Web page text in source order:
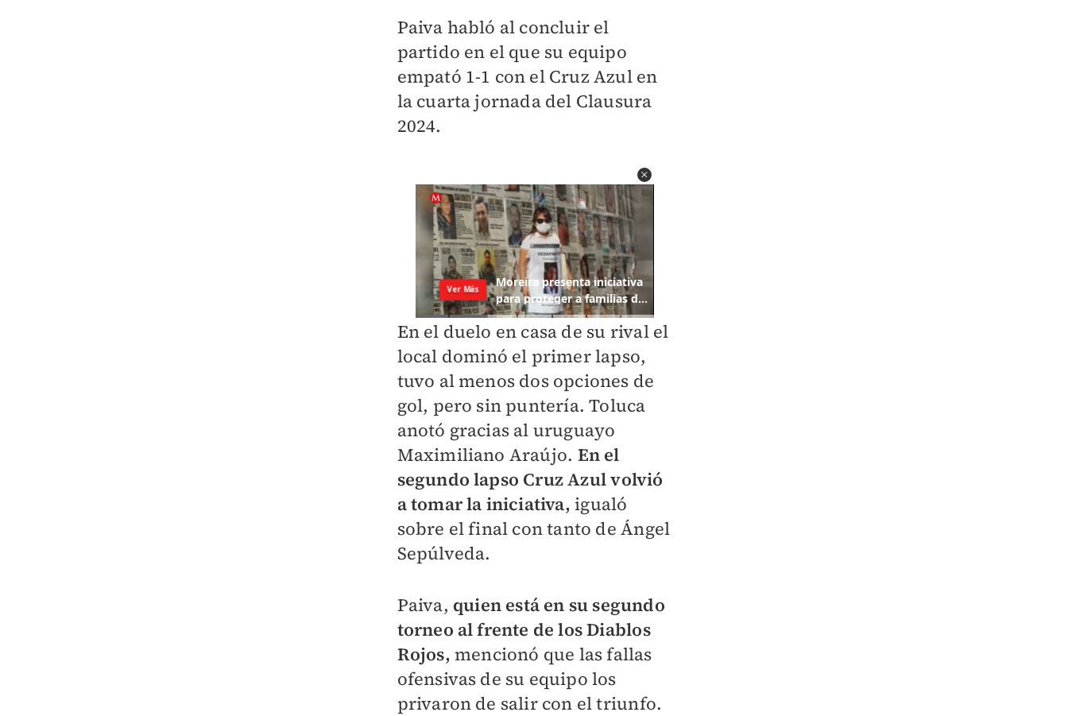
Paiva habló al concluir el
partido en el que su equipo
empató 1-1 con el Cruz Azul en
la cuarta jornada del Clausura
2024.
En el duelo en casa de su rival el
local dominó el primer lapso,
tuvo al menos dos opciones de
gol, pero sin puntería. Toluca
anotó gracias al uruguayo
Maximiliano Araújo. En el
segundo lapso Cruz Azul volvió
a tomar la iniciativa, igualó
sobre el final con tanto de Ángel
Sepúlveda.
Paiva, quien está en su segundo
torneo al frente de los Diablos
Rojos, mencionó que las fallas
ofensivas de su equipo los
privaron de salir con el triunfo.